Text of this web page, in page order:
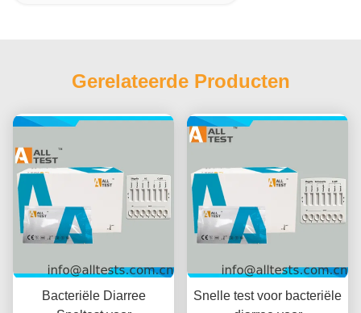
Gerelateerde Producten
Bacteriële Diarree
Snelle test voor bacteriële